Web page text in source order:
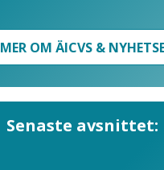
MER OM ÄICVS &
Senaste avsnittet: